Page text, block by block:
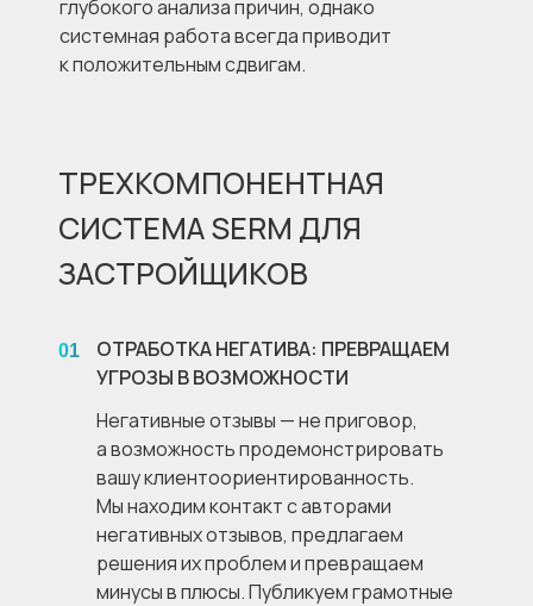
глубокого анализа причин, однако
системная работа всегда приводит
к положительным сдвигам.
ТРЕХКОМПОНЕНТНАЯ
СИСТЕМА SERM ДЛЯ
ЗАСТРОЙЩИКОВ
ОТРАБОТКА НЕГАТИВА: ПРЕВРАЩАЕМ
УГРОЗЫ В ВОЗМОЖНОСТИ
Негативные отзывы — не приговор,
а возможность продемонстрировать
вашу клиентоориентированность.
Мы находим контакт с авторами
негативных отзывов, предлагаем
решения их проблем и превращаем
минусы в плюсы. Публикуем грамотные
01